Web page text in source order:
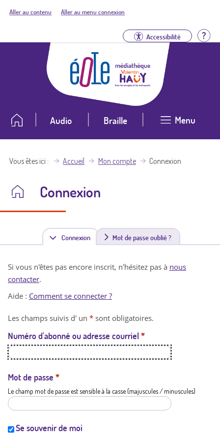
Aller au contenu Aller au menu connexion
Accessibilité
Audio Braille Menu
Vous êtes ici Accueil Mon compte Connexion
Connexion
Connexion(
n
t
a
t
i
Mot de passe oublié ?
Si vous n'êtes pas encore inscrit, n'hésitez pas à nous
contacter.
Aide : Comment se connecter ?
Les champs suivis d' un * sont obligatoires.
Numéro d'abonné ou adresse courriel *
Mot de passe *
Le champ mot de passe est sensible à la casse (majuscules / minuscules)
Se souvenir de moi